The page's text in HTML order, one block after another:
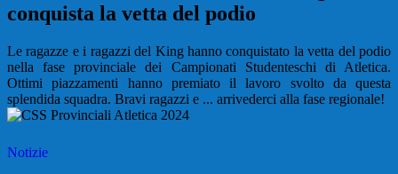
conquista la vetta del podio
Le ragazze e i ragazzi del King hanno conquistato la vetta del podio
nella fase provinciale dei Campionati Studenteschi di Atletica.
Ottimi piazzamenti hanno premiato il lavoro svolto da questa
splendida squadra. Bravi ragazzi e ... arrivederci alla fase regionale!
Notizie